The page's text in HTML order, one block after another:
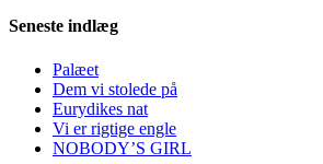
Seneste indlæg
Palæet
Dem vi stolede på
Eurydikes nat
Vi er rigtige engle
NOBODY’S GIRL